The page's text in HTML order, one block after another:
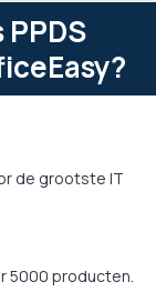
de grootste IT
5000 producten.